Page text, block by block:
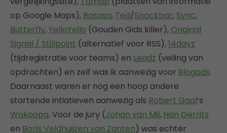
op Google Maps), Rasasa, Ted/Snackbar, Sync,
Butterfly,YelloYello (Gouden Gids killer), Original
Signal / Stillpoint (alternatief voor RSS),14dayz
(tijdregistratie voor teams) en Leadz (veiling van
opdrachten) en zelf was ik aanwezig voor Blogads.
Daarnaast waren er nog een hoop andere
startende intiatieven aanwezig als Robert Gaal‘s
Wakoopa. Voor de jury (Johan van Mil, Han Gerrits
en Boris Veldhuijzen van Zanten) was echter